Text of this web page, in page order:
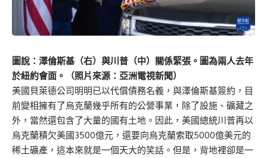
圖說：澤倫斯基（右）與川普（中）關係緊張。圖為兩人去年
於紐約會面。（照片來源：亞洲電視新聞）
美國貝萊德公司明明已以代償債務名義，與澤倫斯基簽約，目
前變相擁有了烏克蘭幾乎所有的公營事業，除了設施、礦藏之
外，當然還包含了大量的國有土地。因此，美國總統川普再以
烏克蘭積欠美國3500億元，還要向烏克蘭索取5000億美元的
稀土礦產，這本來就是一個天大的笑話。但是，背地裡卻是一